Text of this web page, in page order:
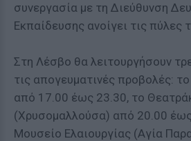
συνεργασία με τη Διεύθυνση
Εκπαίδευσης ανοίγει τις πύλες
Στη Λέσβο θα λειτουργήσουν
τις απογευματινές προβολές:
από 17.00 έως 23.30, το
(Χρυσομαλλούσα) από 20.00
Μουσείο Ελαιουργίας (Αγία